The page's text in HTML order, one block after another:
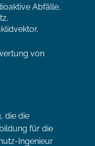
Abfälle,
von
die die
für die
Ingenieur